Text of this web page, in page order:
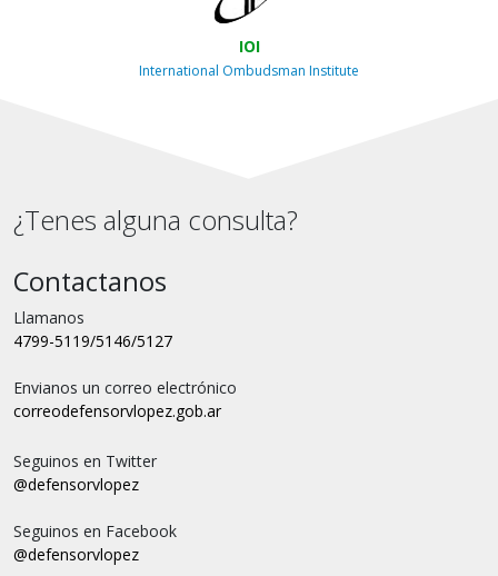
IOI
International Ombudsman Institute
¿Tenes alguna consulta?
Contactanos
Llamanos
4799-5119/5146/5127
Envianos un correo electrónico
correodefensorvlopez.gob.ar
Seguinos en Twitter
@defensorvlopez
Seguinos en Facebook
@defensorvlopez